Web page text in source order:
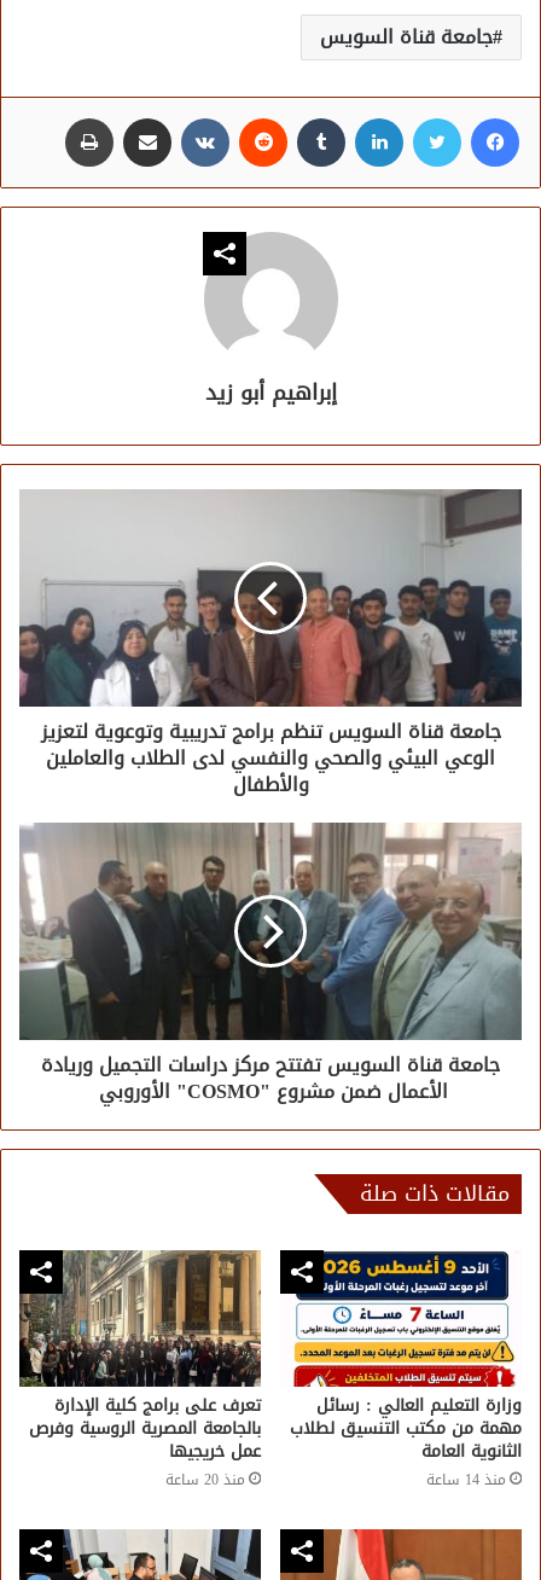
جامعة قناة السويس
فيسبوك تويتر لينكدإن مشاركة عبر البريد
إبراهيم أبو زيد
جامعة قناة السويس تنظم برامج تدريبية وتوعوية لتعزيز
الوعي البيئي والصحي والنفسي لدى الطلاب والعاملين
والأطفال
جامعة قناة السويس تفتتح مركز دراسات التجميل وريادة
الأعمال ضمن مشروع "COSMO" الأوروبي
مقالات ذات صلة
وزارة التعليم العالي : رسائل
مهمة من مكتب التنسيق لطلاب
الثانوية العامة
منذ 14 ساعة
تعرف على برامج كلية الإدارة
بالجامعة المصرية الروسية وفرص
عمل خريجيها
منذ 20 ساعة